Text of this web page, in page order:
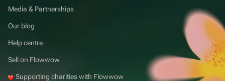
Media & Partnerships
Our blog
Help centre
Sell on Flowwow
Supporting charities with Flowwow